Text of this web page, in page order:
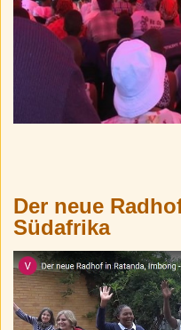
Der neue
Südafrika